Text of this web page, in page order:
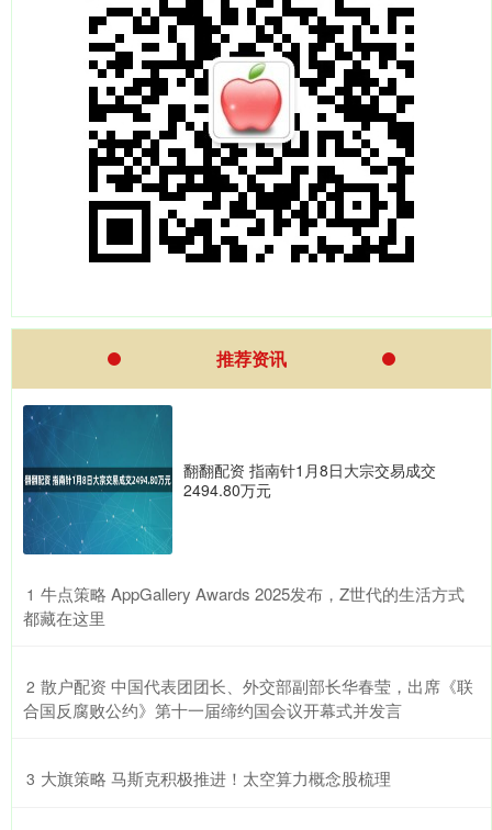
推荐资讯
翻翻配资 指南针1月8日大宗交易成交
2494.80万元
1 ​牛点策略 AppGallery Awards 2025发布，Z世代的生活方式
都藏在这里
2 ​散户配资 中国代表团团长、外交部副部长华春莹，出席《联
合国反腐败公约》第十一届缔约国会议开幕式并发言
3 ​大旗策略 马斯克积极推进！太空算力概念股梳理